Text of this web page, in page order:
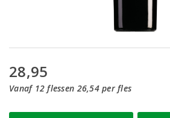
28,95
Vanaf 12 flessen 26,54 per fles